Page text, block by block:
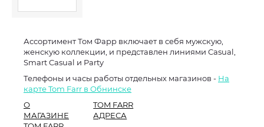
Ассортимент Том Фарр включает в себя мужскую,
женскую коллекции, и представлен линиями Casual,
Smart Casual и Party
Телефоны и часы работы отдельных магазинов - На
карте Tom Farr в Обнинске
О
МАГАЗИНЕ
TOM FARR
АДРЕСА